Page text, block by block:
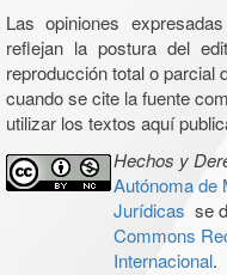
Las opiniones
reflejan la postura del
reproducción total o parcial
cuando se cite la fuente
utilizar los textos aquí
Hechos y
Autónoma de
Jurídicas se
Commons
Internacional.